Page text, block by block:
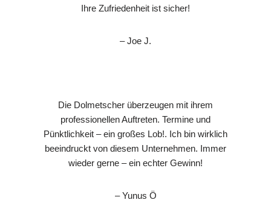
Ihre Zufriedenheit ist sicher!
– Joe J.
Die Dolmetscher überzeugen mit ihrem
professionellen Auftreten. Termine und
Pünktlichkeit – ein großes Lob!. Ich bin wirklich
beeindruckt von diesem Unternehmen. Immer
wieder gerne – ein echter Gewinn!
– Yunus Ö